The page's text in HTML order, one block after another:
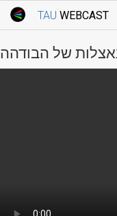
TAU WEBCAST
Webcast: Courses
Tel Aviv University
של הבודהה